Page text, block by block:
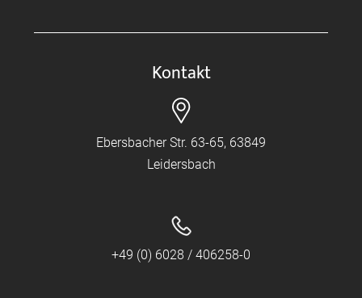
Kontakt
Ebersbacher Str. 63-65, 63849
Leidersbach
+49 (0) 6028 / 406258-0